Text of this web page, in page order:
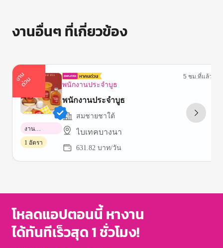
งานอื่นๆ ที่เกี่ยวข้อง
ง
า
น
ด่
ว
น พนักงานประจำบูธ
5 ชม.ที่แล้ว
พนักงานประจำบูธ
สมชายชาใต้
ไบเทคบางนา
631.82 บาท/วัน
งาน
พาร์ทไทม์
1 อัตรา
of
โหลดแอปตอนนี้ หางาน
ได้ทันทีเร็วสุด 1 ชั่วโมง!